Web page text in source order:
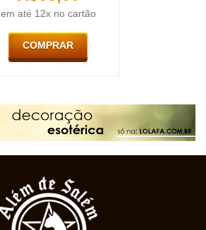
em até 12x no cartão
COMPRAR